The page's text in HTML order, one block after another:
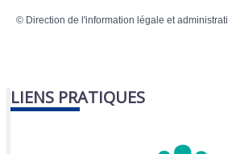
© Direction de l'information légale et
LIENS PRATIQUES